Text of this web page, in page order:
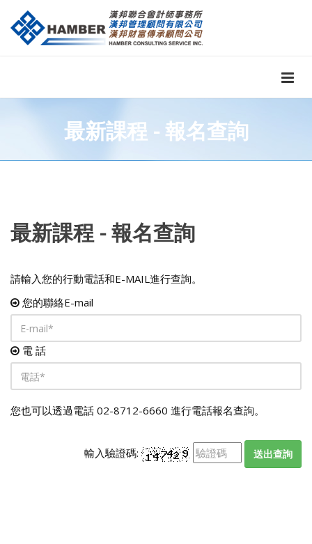
最新課程 - 報名查詢
最新課程 - 報名查詢
請輸入您的行動電話和E-MAIL進行查詢。
您的聯絡E-mail
電 話
您也可以透過電話 02-8712-6660 進行電話報名查詢。
輸入驗證碼: 送出查詢